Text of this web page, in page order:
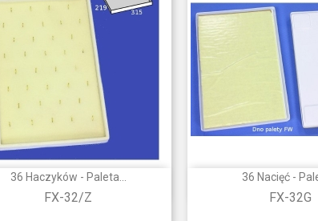
36 Haczyków - Paleta...
FX-32/Z
Szybki podgląd
36 Nacięć -
FX-32G
 Szybki